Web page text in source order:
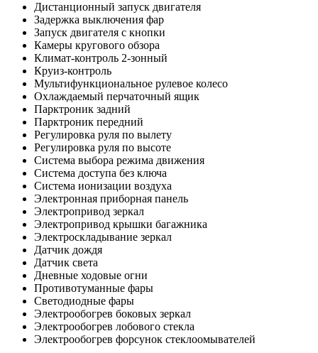
Дистанционный запуск двигателя
Задержка выключения фар
Запуск двигателя с кнопки
Камеры кругового обзора
Климат-контроль 2-зонный
Круиз-контроль
Мультифункциональное рулевое колесо
Охлаждаемый перчаточный ящик
Парктроник задний
Парктроник передний
Регулировка руля по вылету
Регулировка руля по высоте
Система выбора режима движения
Система доступа без ключа
Система ионизации воздуха
Электронная приборная панель
Электропривод зеркал
Электропривод крышки багажника
Электроскладывание зеркал
Датчик дождя
Датчик света
Дневные ходовые огни
Противотуманные фары
Светодиодные фары
Электрообогрев боковых зеркал
Электрообогрев лобового стекла
Электрообогрев форсунок стеклоомывателей